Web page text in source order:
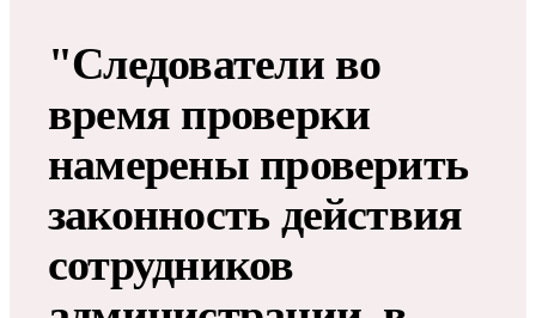
"Следователи во
время проверки
намерены проверить
законность действия
сотрудников